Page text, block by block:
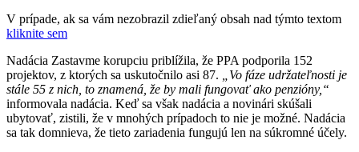
V prípade, ak sa vám nezobrazil zdieľaný obsah nad týmto textom
kliknite sem
Nadácia Zastavme korupciu priblížila, že PPA podporila 152
projektov, z ktorých sa uskutočnilo asi 87. „Vo fáze udržateľnosti je
stále 55 z nich, to znamená, že by mali fungovať ako penzióny,“
informovala nadácia. Keď sa však nadácia a novinári skúšali
ubytovať, zistili, že v mnohých prípadoch to nie je možné. Nadácia
sa tak domnieva, že tieto zariadenia fungujú len na súkromné účely.